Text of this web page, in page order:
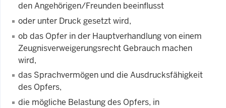
den Angehörigen/Freunden beeinflusst
oder unter Druck gesetzt wird,
ob das Opfer in der Hauptverhandlung von einem
Zeugnisverweigerungsrecht Gebrauch machen
wird,
das Sprachvermögen und die Ausdrucksfähigkeit
des Opfers,
die mögliche Belastung des Opfers, in